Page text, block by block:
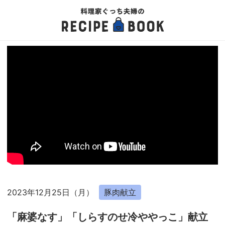
2023年12月25日（月） 豚肉献立
「麻婆なす」「しらすのせ冷ややっこ」献立